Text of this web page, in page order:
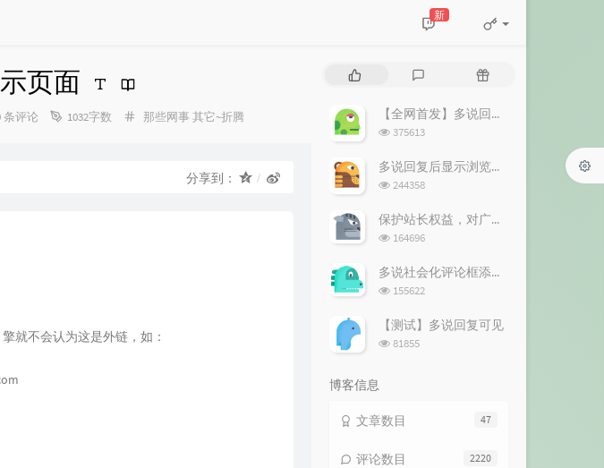
新
页面
条评论 1032字数
分
那些网事 其它~折腾
分享到：
就不会认为这是外链，如：
评
论
随
文【全网首发】多说回复可见教程
浏
次
数:
375613
多说回复后显示浏览器及操作系统信息（Useragent）
浏
次
数:
244358
保护站长权益，对广告屏蔽说不！
浏
次
数:
164696
多说社会化评论框添加 站长回复 标记
浏
次
数:
155622
【测试】多说回复可见
浏
81855
博客信息
47
文章数目
2220
评论数目